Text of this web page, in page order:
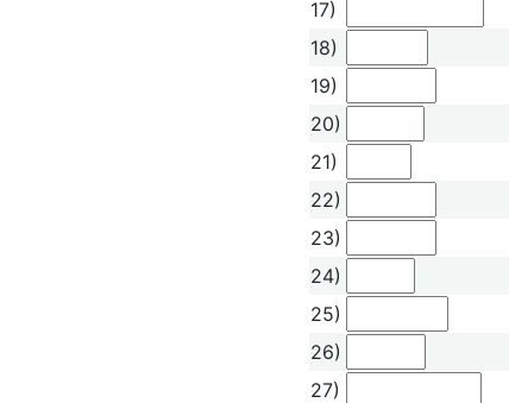
17)
18)
19)
20)
21)
22)
23)
24)
25)
26)
27)